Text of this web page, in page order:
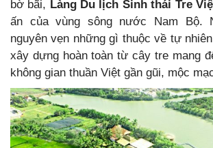
bờ bãi, Làng Du lịch Sinh thái Tre
ấn của vùng sông nước Nam Bộ.
nguyên vẹn những gì thuộc về tự
xây dựng hoàn toàn từ cây tre mang
không gian thuần Việt gần gũi, mộc